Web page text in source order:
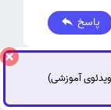
پاسخ
آموزشی)
گفتگوی آنلاین